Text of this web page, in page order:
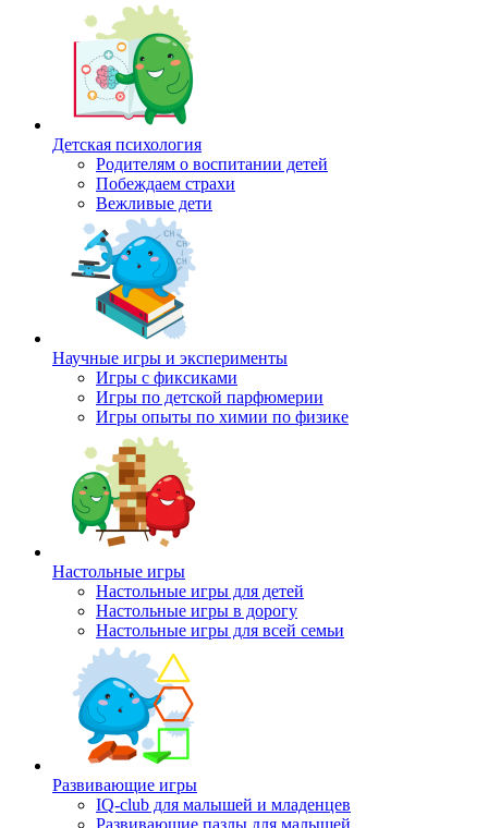
Детская психология
Родителям о воспитании детей
Побеждаем страхи
Вежливые дети
Научные игры и эксперименты
Игры с фиксиками
Игры по детской парфюмерии
Игры опыты по химии по физике
Настольные игры
Настольные игры для детей
Настольные игры в дорогу
Настольные игры для всей семьи
Развивающие игры
IQ-club для малышей и младенцев
Развивающие пазлы для малышей